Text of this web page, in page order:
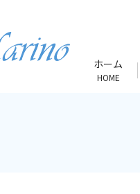
ホーム
HOME